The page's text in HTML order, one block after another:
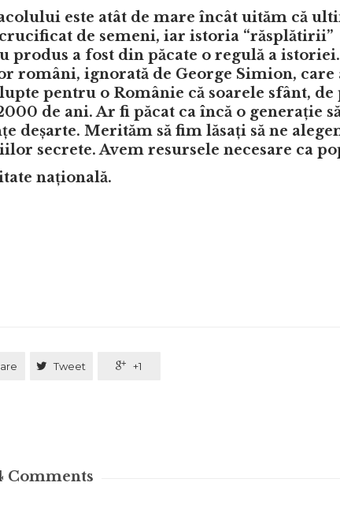
este atât de mare încât uităm că
de semeni, iar istoria “răsplătirii”
a fost din păcate o regulă a istoriei.
români, ignorată de George Simion, care
pentru o Românie că soarele sfânt, de
de ani. Ar fi păcat ca încă o generație
deșarte. Merităm să fim lăsați să ne
secrete. Avem resursele necesare ca
națională.
 Tweet  +1
Comments